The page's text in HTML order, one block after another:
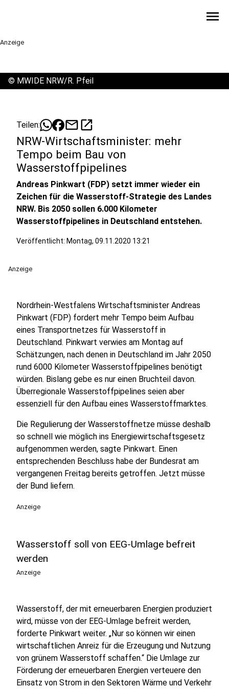
menu
Anzeige
© MWIDE NRW/R. Pfeil
Teilen: mailopen_in_new
NRW-Wirtschaftsminister: mehr
Tempo beim Bau von
Wasserstoffpipelines
Andreas Pinkwart (FDP) setzt immer wieder ein
Zeichen für die Wasserstoff-Strategie des Landes
NRW. Bis 2050 sollen 6.000 Kilometer
Wasserstoffpipelines in Deutschland entstehen.
Veröffentlicht: Montag, 09.11.2020 13:21
Anzeige
Nordrhein-Westfalens Wirtschaftsminister Andreas
Pinkwart (FDP) fordert mehr Tempo beim Aufbau
eines Transportnetzes für Wasserstoff in
Deutschland. Pinkwart verwies am Montag auf
Schätzungen, nach denen in Deutschland im Jahr 2050
rund 6000 Kilometer Wasserstoffpipelines benötigt
würden. Bislang gebe es nur einen Bruchteil davon.
Überregionale Wasserstoffpipelines seien aber
essenziell für den Aufbau eines Wasserstoffmarktes.
Die Regulierung der Wasserstoffnetze müsse deshalb
so schnell wie möglich ins Energiewirtschaftsgesetz
aufgenommen werden, sagte Pinkwart. Einen
entsprechenden Beschluss habe der Bundesrat am
vergangenen Freitag bereits getroffen. Jetzt müsse
der Bund liefern.
Anzeige
Wasserstoff soll von EEG-Umlage befreit
werden
Anzeige
Wasserstoff, der mit erneuerbaren Energien produziert
wird, müsse von der EEG-Umlage befreit werden,
forderte Pinkwart weiter. „Nur so können wir einen
wirtschaftlichen Anreiz für die Erzeugung und Nutzung
von grünem Wasserstoff schaffen.“ Die Umlage zur
Förderung der erneuerbaren Energien verteuere den
Einsatz von Strom in den Sektoren Wärme und Verkehr